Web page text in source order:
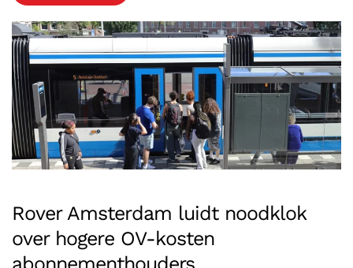
Rover Amsterdam luidt noodklok
over hogere OV-kosten